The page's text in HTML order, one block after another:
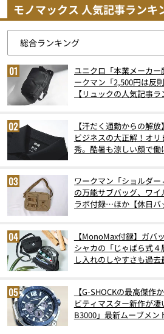
モノマックス 人気記事ランキ
ユニクロ「本業メーカ
ークマン「2,500円は反
【リュックの人気記事
【汗だく通勤からの解
ビジネスの大正解！オ
秀。酷暑も涼しい顔で
ワークマン「ショルダ
の万能サブバッグ、ワイ
ラボ付録…ほか【休日バ
【MonoMax付録】ガバ
シャカの「じゃばら式
し入れのしやすさも過去
【G-SHOCKの最高傑作
ビティマスター新作が
B3000」最新ムーブメン